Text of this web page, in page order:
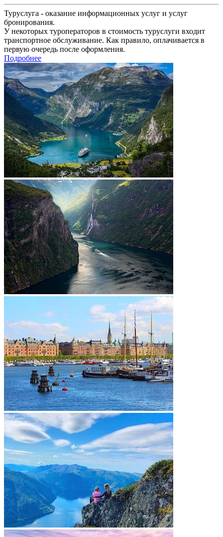
Туруслуга - оказание информационных услуг и услуг
бронирования.
У некоторых туроператоров в стоимость туруслуги входит
транспортное обслуживание. Как правило, оплачивается в
первую очередь после оформления.
Подробнее